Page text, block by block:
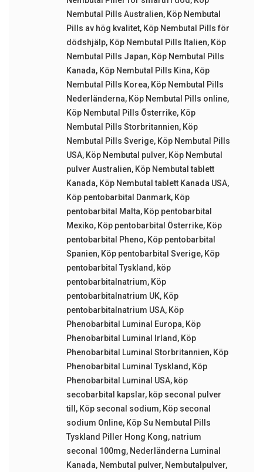
Nembutal Pills Australien, Köp Nembutal
Pills av hög kvalitet, Köp Nembutal Pills för
dödshjälp, Köp Nembutal Pills Italien, Köp
Nembutal Pills Japan, Köp Nembutal Pills
Kanada, Köp Nembutal Pills Kina, Köp
Nembutal Pills Korea, Köp Nembutal Pills
Nederländerna, Köp Nembutal Pills online,
Köp Nembutal Pills Österrike, Köp
Nembutal Pills Storbritannien, Köp
Nembutal Pills Sverige, Köp Nembutal Pills
USA, Köp Nembutal pulver, Köp Nembutal
pulver Australien, Köp Nembutal tablett
Kanada, Köp Nembutal tablett Kanada USA,
Köp pentobarbital Danmark, Köp
pentobarbital Malta, Köp pentobarbital
Mexiko, Köp pentobarbital Österrike, Köp
pentobarbital Pheno, Köp pentobarbital
Spanien, Köp pentobarbital Sverige, Köp
pentobarbital Tyskland , köp
pentobarbitalnatrium, Köp
pentobarbitalnatrium UK, Köp
pentobarbitalnatrium USA, Köp
Phenobarbital Luminal Europa, Köp
Phenobarbital Luminal Irland , Köp
Phenobarbital Luminal Storbritannien, Köp
Phenobarbital Luminal Tyskland , Köp
Phenobarbital Luminal USA, köp
secobarbital kapslar, köp seconal pulver
till , Köp seconal sodium, Köp seconal
sodium Online, Köp Su Nembutal Pills
Tyskland Piller Hong Kong, natrium
seconal 100mg, Nederländerna Luminal
Kanada, Nembutal pulver, Nembutalpulver,